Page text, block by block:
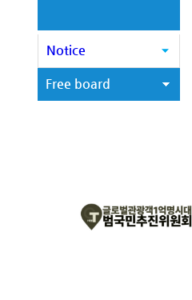
Notice
Free board